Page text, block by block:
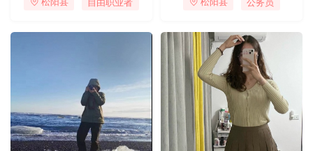
 松阳县  松阳县